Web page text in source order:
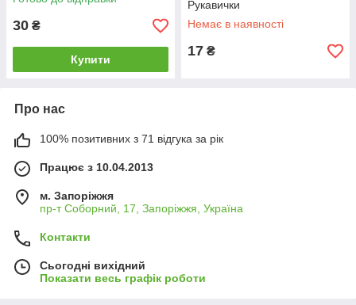
30 ₴
Купити
Рукавички
Немає в наявності
17 ₴
Про нас
100% позитивних з 71 відгука за рік
Працює з 10.04.2013
м. Запоріжжя
пр-т Соборний, 17, Запоріжжя, Україна
Контакти
Сьогодні вихідний
Показати весь графік роботи